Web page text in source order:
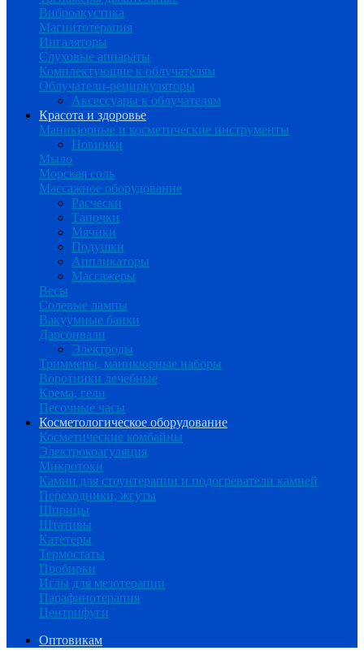
Виброакустика
Магнитотерапия
Ингаляторы
Слуховые аппараты
Комплектующие к облучателям
Облучатели-рециркуляторы
Аксессуары к облучателям
Красота и здоровье
Маникюрные и косметические инструменты
Новинки
Мыло
Морская соль
Массажное оборудование
Расчески
Тапочки
Мячики
Подушки
Аппликаторы
Массажеры
Весы
Солевые лампы
Вакуумные банки
Дарсонвали
Электроды
Триммеры, маникюрные наборы
Воротники лечебные
Крема, гели
Песочные часы
Косметологическое оборудование
Косметические комбайны
Электрокоагуляция
Микротоки
Камни для стоунтерапии и подогреватели камней
Переходники, жгуты
Шприцы
Штативы
Катетеры
Термостаты
Пробирки
Иглы для мезотерапии
Парафинотерапия
Центрифуги
Оптовикам